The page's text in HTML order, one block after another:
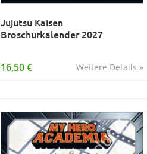
Jujutsu Kaisen
Broschurkalender 2027
Weitere Details »
16,50 €